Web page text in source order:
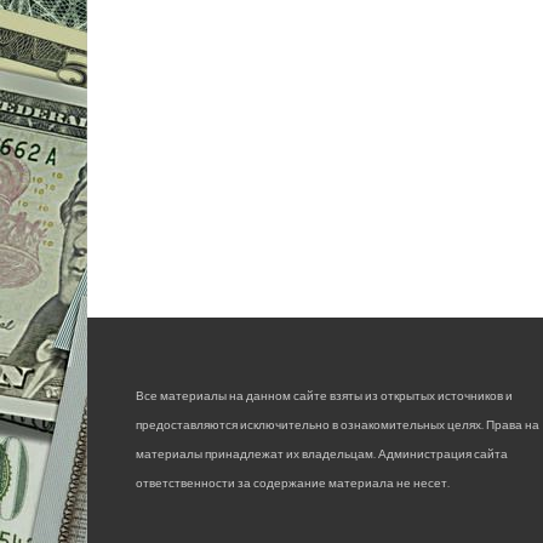
Все материалы на данном сайте взяты из открытых источников и
предоставляются исключительно в ознакомительных целях. Права на
материалы принадлежат их владельцам. Администрация сайта
ответственности за содержание материала не несет.